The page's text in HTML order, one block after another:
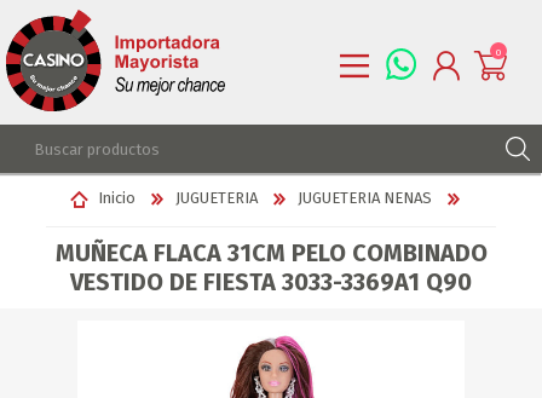
REGISTRARSE
LISTA DE DESEOS
0
Inicio JUGUETERIA JUGUETERIA NENAS
MUÑECA FLACA 31CM PELO COMBINADO
VESTIDO DE FIESTA 3033-3369A1 Q90